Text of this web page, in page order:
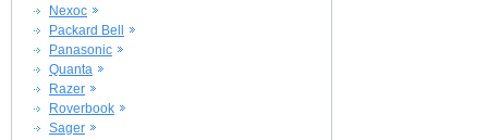
Nexoc
Packard Bell
Panasonic
Quanta
Razer
Roverbook
Sager